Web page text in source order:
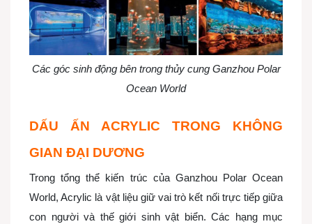
Các góc sinh động bên trong thủy cung Ganzhou Polar
Ocean World
DẤU ẤN ACRYLIC TRONG KHÔNG
GIAN ĐẠI DƯƠNG
Trong tổng thể kiến trúc của Ganzhou Polar Ocean
World, Acrylic là vật liệu giữ vai trò kết nối trực tiếp giữa
con người và thế giới sinh vật biển. Các hạng mục